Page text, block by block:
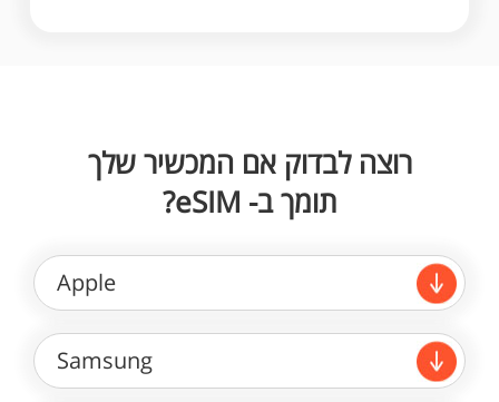
רוצה לבדוק אם המכשיר שלך
תומך ב- eSIM?
Apple
Samsung